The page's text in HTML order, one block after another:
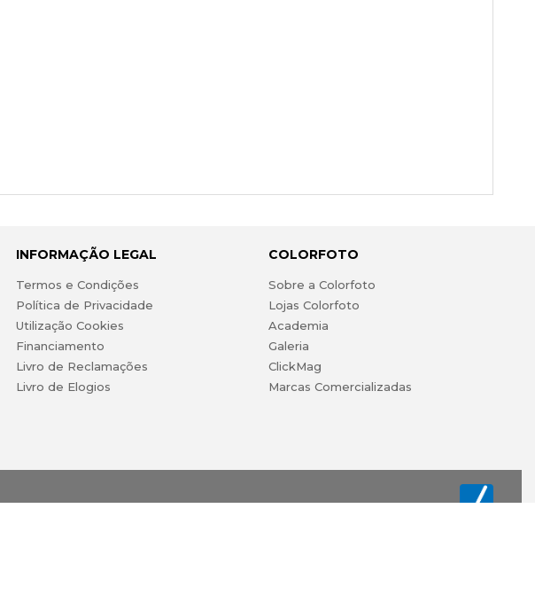
INFORMAÇÃO LEGAL
Termos e Condições
Política de Privacidade
Utilização Cookies
Financiamento
Livro de Reclamações
Livro de Elogios
COLORFOTO
Sobre a Colorfoto
Lojas Colorfoto
Academia
Galeria
ClickMag
Marcas Comercializadas